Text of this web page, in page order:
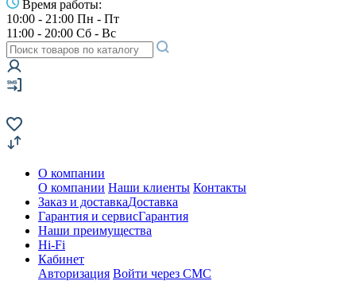
Время работы:
10:00 - 21:00 Пн - Пт
11:00 - 20:00 Сб - Вс
О компании
О компании Наши клиенты Контакты
Заказ и доставкаДоставка
Гарантия и сервисГарантия
Наши преимущества
Hi-Fi
Кабинет
Авторизация Войти через СМС